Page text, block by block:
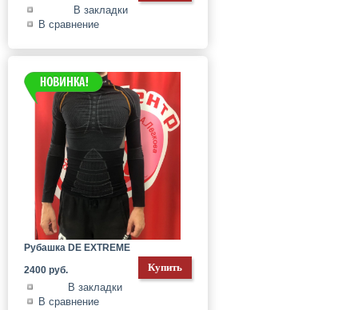
В закладки
В сравнение
Рубашка DE EXTREME
2400 руб.
В закладки
В сравнение